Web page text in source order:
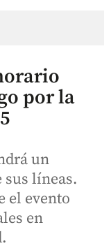
por la
un
líneas.
el evento
en